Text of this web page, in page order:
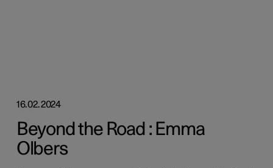
16.02.2024
Beyond the Road : Emma
Olbers